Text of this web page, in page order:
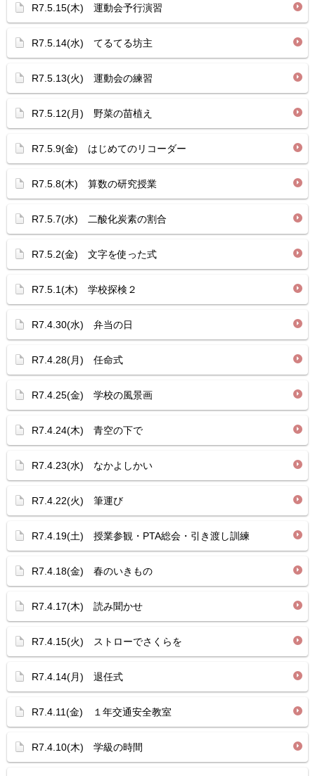
R7.5.15(木) 運動会予行演習
R7.5.14(水) てるてる坊主
R7.5.13(火) 運動会の練習
R7.5.12(月) 野菜の苗植え
R7.5.9(金) はじめてのリコーダー
R7.5.8(木) 算数の研究授業
R7.5.7(水) 二酸化炭素の割合
R7.5.2(金) 文字を使った式
R7.5.1(木) 学校探検２
R7.4.30(水) 弁当の日
R7.4.28(月) 任命式
R7.4.25(金) 学校の風景画
R7.4.24(木) 青空の下で
R7.4.23(水) なかよしかい
R7.4.22(火) 筆運び
R7.4.19(土) 授業参観・PTA総会・引き渡し訓練
R7.4.18(金) 春のいきもの
R7.4.17(木) 読み聞かせ
R7.4.15(火) ストローでさくらを
R7.4.14(月) 退任式
R7.4.11(金) １年交通安全教室
R7.4.10(木) 学級の時間